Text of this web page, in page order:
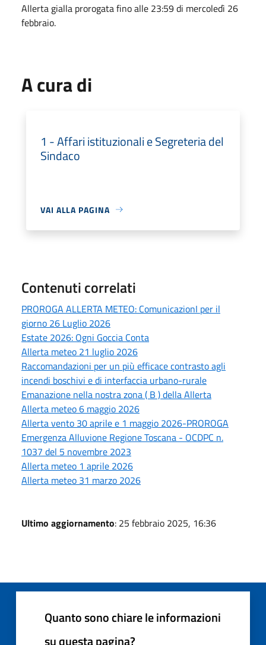
Allerta gialla prorogata fino alle 23:59 di mercoledì 26
febbraio.
A cura di
1 - Affari istituzionali e Segreteria del
Sindaco
VAI ALLA PAGINA
Contenuti correlati
PROROGA ALLERTA METEO: ComunicazionI per il
giorno 26 Luglio 2026
Estate 2026: Ogni Goccia Conta
Allerta meteo 21 luglio 2026
Raccomandazioni per un più efficace contrasto agli
incendi boschivi e di interfaccia urbano-rurale
Emanazione nella nostra zona ( B ) della Allerta
Allerta meteo 6 maggio 2026
Allerta vento 30 aprile e 1 maggio 2026-PROROGA
Emergenza Alluvione Regione Toscana - OCDPC n.
1037 del 5 novembre 2023
Allerta meteo 1 aprile 2026
Allerta meteo 31 marzo 2026
Ultimo aggiornamento: 25 febbraio 2025, 16:36
Quanto sono chiare le informazioni
su questa pagina?